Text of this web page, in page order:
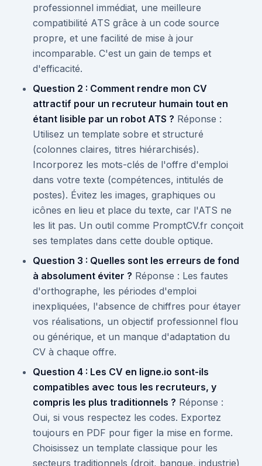
professionnel immédiat, une meilleure
compatibilité ATS grâce à un code source
propre, et une facilité de mise à jour
incomparable. C'est un gain de temps et
d'efficacité.
Question 2 : Comment rendre mon CV
attractif pour un recruteur humain tout en
étant lisible par un robot ATS ? Réponse :
Utilisez un template sobre et structuré
(colonnes claires, titres hiérarchisés).
Incorporez les mots-clés de l'offre d'emploi
dans votre texte (compétences, intitulés de
postes). Évitez les images, graphiques ou
icônes en lieu et place du texte, car l'ATS ne
les lit pas. Un outil comme PromptCV.fr conçoit
ses templates dans cette double optique.
Question 3 : Quelles sont les erreurs de fond
à absolument éviter ? Réponse : Les fautes
d'orthographe, les périodes d'emploi
inexpliquées, l'absence de chiffres pour étayer
vos réalisations, un objectif professionnel flou
ou générique, et un manque d'adaptation du
CV à chaque offre.
Question 4 : Les CV en ligne.io sont-ils
compatibles avec tous les recruteurs, y
compris les plus traditionnels ? Réponse :
Oui, si vous respectez les codes. Exportez
toujours en PDF pour figer la mise en forme.
Choisissez un template classique pour les
secteurs traditionnels (droit, banque, industrie)